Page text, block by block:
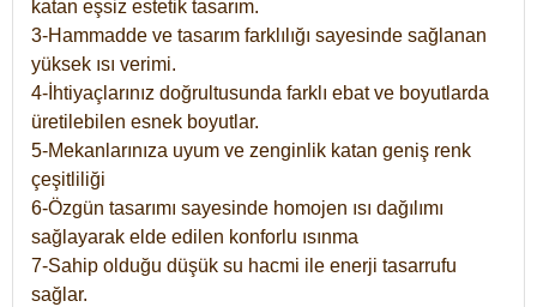
katan eşsiz estetik tasarım.
3-Hammadde ve tasarım farklılığı sayesinde sağlanan
yüksek ısı verimi.
4-İhtiyaçlarınız doğrultusunda farklı ebat ve boyutlarda
üretilebilen esnek boyutlar.
5-Mekanlarınıza uyum ve zenginlik katan geniş renk
çeşitliliği
6-Özgün tasarımı sayesinde homojen ısı dağılımı
sağlayarak elde edilen konforlu ısınma
7-Sahip olduğu düşük su hacmi ile enerji tasarrufu
sağlar.